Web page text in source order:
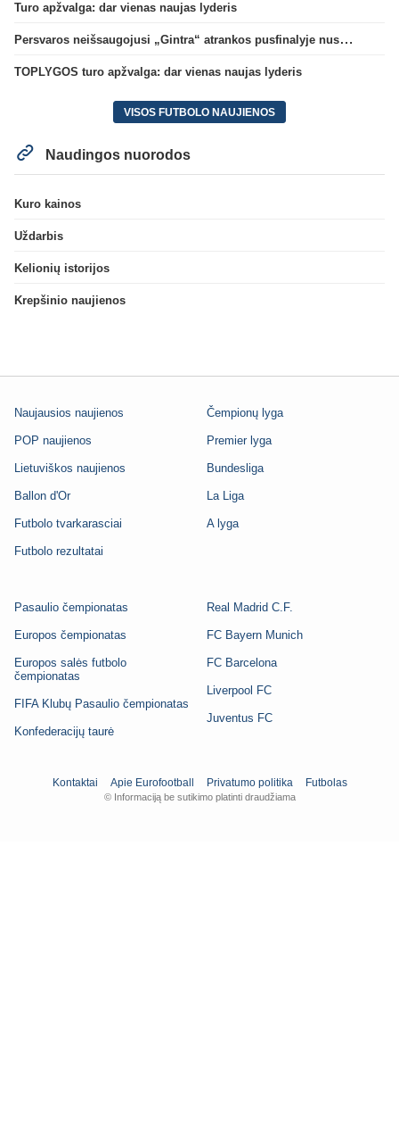
Turo apžvalga: dar vienas naujas lyderis
Persvaros neišsaugojusi „Gintra“ atrankos pusfinalyje nusileido Škotijos čempionėms
TOPLYGOS turo apžvalga: dar vienas naujas lyderis
VISOS FUTBOLO NAUJIENOS
Naudingos nuorodos
Kuro kainos
Uždarbis
Kelionių istorijos
Krepšinio naujienos
Naujausios naujienos
POP naujienos
Lietuviškos naujienos
Ballon d'Or
Futbolo tvarkarasciai
Futbolo rezultatai
Čempionų lyga
Premier lyga
Bundesliga
La Liga
A lyga
Pasaulio čempionatas
Europos čempionatas
Europos salės futbolo
čempionatas
FIFA Klubų Pasaulio čempionatas
Konfederacijų taurė
Real Madrid C.F.
FC Bayern Munich
FC Barcelona
Liverpool FC
Juventus FC
Kontaktai Apie Eurofootball Privatumo politika Futbolas
© Informaciją be sutikimo platinti draudžiama